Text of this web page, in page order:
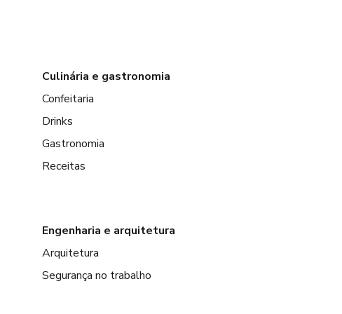
Culinária e gastronomia
Confeitaria
Drinks
Gastronomia
Receitas
Engenharia e arquitetura
Arquitetura
Segurança no trabalho